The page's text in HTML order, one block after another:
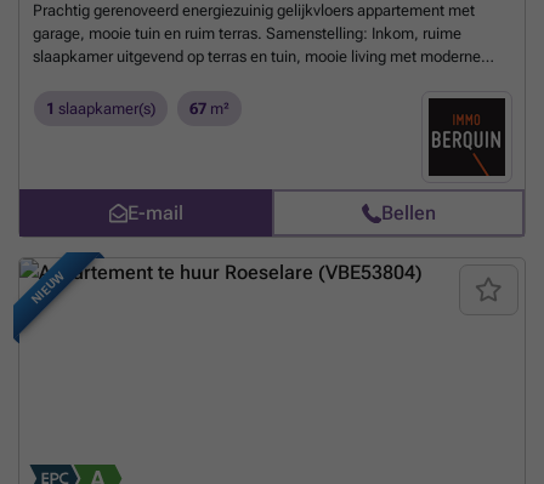
Prachtig gerenoveerd energiezuinig gelijkvloers appartement met
garage, mooie tuin en ruim terras. Samenstelling: Inkom, ruime
slaapkamer uitgevend op terras en tuin, mooie living met moderne
dubbele lavabo, apart toilet. Garagebox verbonden met de tuin (75 €
1 slaapkamer(s) 67 m²
E-mail Bellen
NIEUW